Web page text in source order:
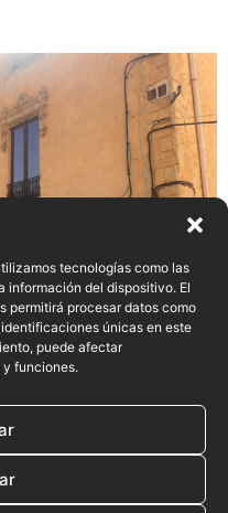
tecnologías como las
información del dispositivo. El
permitirá procesar datos como
únicas en este
puede afectar
funciones.
Siguiente→